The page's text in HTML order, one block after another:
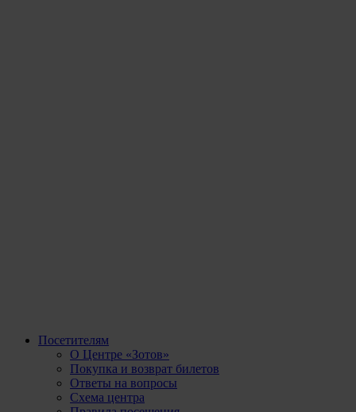
Посетителям
О Центре «Зотов»
Покупка и возврат билетов
Ответы на вопросы
Схема центра